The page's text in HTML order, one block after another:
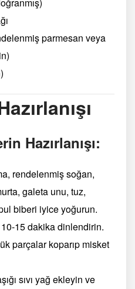
parmesan veya
Hazırlanışı:
rendelenmiş soğan,
galeta unu, tuz,
biberi iyice yoğurun.
10-15 dakika dinlendirin.
parçalar koparıp misket
sıvı yağ ekleyin ve